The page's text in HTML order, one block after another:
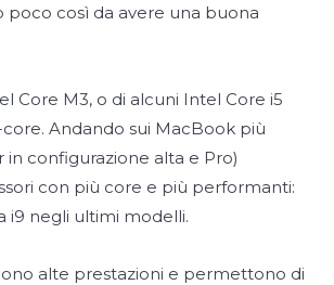
poco così da avere una buona
Core M3, o di alcuni Intel Core i5
Andando sui MacBook più
in configurazione alta e Pro)
con più core e più performanti:
i9 negli ultimi modelli.
alte prestazioni e permettono di